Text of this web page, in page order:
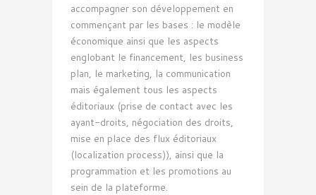
accompagner son développement en
commençant par les bases : le modèle
économique ainsi que les aspects
englobant le financement, les business
plan, le marketing, la communication
mais également tous les aspects
éditoriaux (prise de contact avec les
ayant-droits, négociation des droits,
mise en place des flux éditoriaux
(localization process)), ainsi que la
programmation et les promotions au
sein de la plateforme.